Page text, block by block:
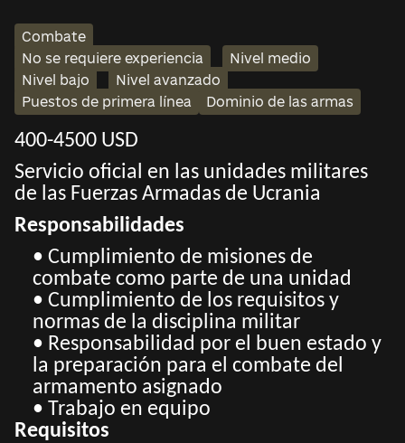
Combate
No se requiere experiencia
Nivel medio
Nivel bajo
Nivel avanzado
Puestos de primera línea
Dominio de las armas
400-4500 USD
Servicio oficial en las unidades militares
de las Fuerzas Armadas de Ucrania
Responsabilidades
• Cumplimiento de misiones de
combate como parte de una unidad
• Cumplimiento de los requisitos y
normas de la disciplina militar
• Responsabilidad por el buen estado y
la preparación para el combate del
armamento asignado
• Trabajo en equipo
Requisitos